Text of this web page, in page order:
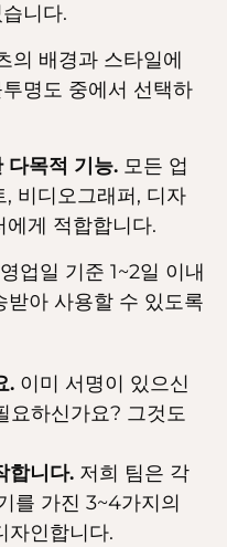
니다.
의 배경과 스타일에
명도 중에서 선택하
다목적 기능. 모든 업
비디오그래퍼, 디자
게 적합합니다.
영업일 기준 1~2일 이내
받아 사용할 수 있도록
. 이미 서명이 있으신
요하신가요? 그것도
합니다. 저희 팀은 각
를 가진 3~4가지의
자인합니다.